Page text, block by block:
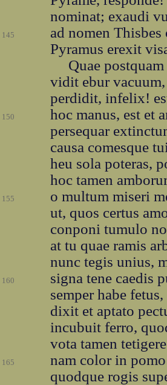
nominat; exaudi
145
ad nomen
Pyramus erexit
Quae
vidit ebur
perdidit, infelix!
150
hoc manus, est et
persequar
causa comesque
heu sola poteras,
hoc tamen
155
o multum miseri
ut, quos certus
conponi tumulo
at tu quae ramis
nunc tegis unius,
160
signa tene caedis
semper habe
dixit et aptato
incubuit ferro,
vota tamen
165
nam color in
quodque rogis